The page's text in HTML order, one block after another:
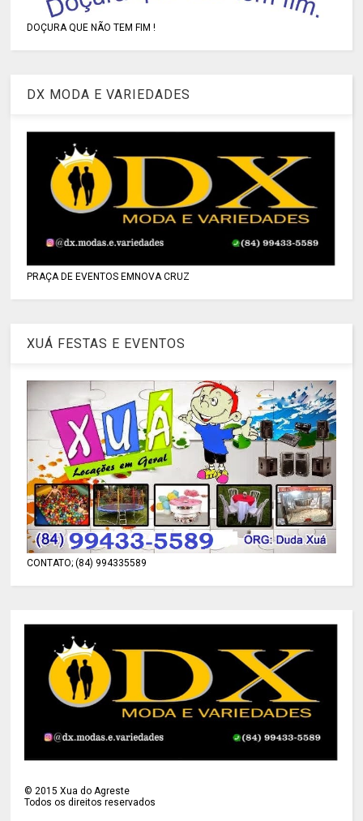
DOÇURA QUE NÃO TEM FIM !
DX MODA E VARIEDADES
PRAÇA DE EVENTOS EMNOVA CRUZ
XUÁ FESTAS E EVENTOS
CONTATO; (84) 994335589
©2015 Xua do Agreste
Todos os direitos reservados